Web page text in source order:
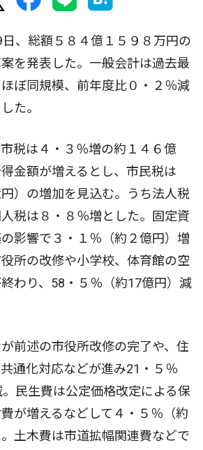
、総額５８４億１５９８万円の
を発表した。一般会計は過去最
ぼ同規模、前年度比０・２％減
た。
税は４・３％増の約１４６億
金額が増えるとし、市民税は
）の増加を見込む。うち法人税
税は８・８％増とした。固定資
影響で３・１％（約２億円）増
所の改修や小学校、体育館の空
わり、58・５％（約17億円）減
前述の市役所改修の完了や、住
通化対応などが進み21・５％
。民生費は公定価格改定による保
が増えるなどして４・５％（約
土木費は市道拡幅関連費などで